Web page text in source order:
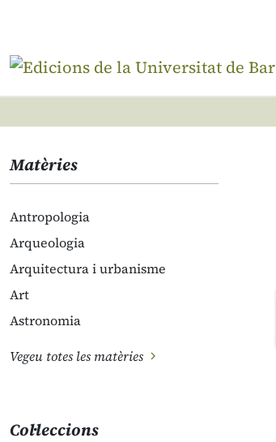
Matèries
Antropologia
Arqueologia
Arquitectura i urbanisme
Art
Astronomia
Vegeu totes les matèries
Col·leccions